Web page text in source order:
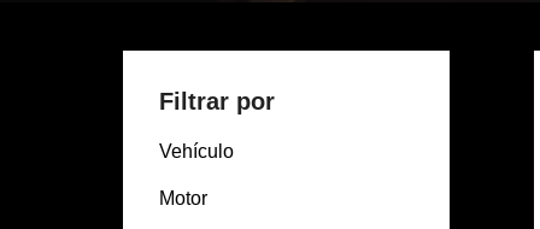
Filtrar por
Vehículo
Motor